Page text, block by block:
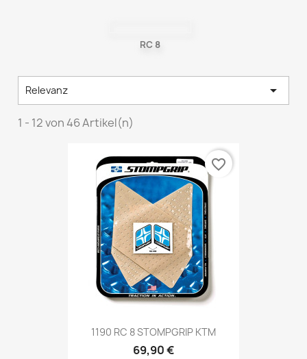
RC 8
Relevanz 
1 - 12 von 46 Artikel(n)
1190 RC 8 STOMPGRIP KTM
69,90 €
favorite_border